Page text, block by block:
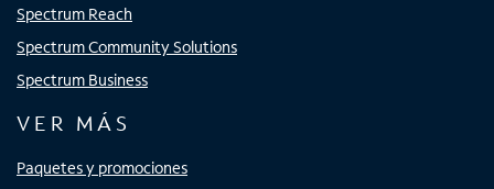
Spectrum Reach
Spectrum Community Solutions
Spectrum Business
VER MÁS
Paquetes y promociones